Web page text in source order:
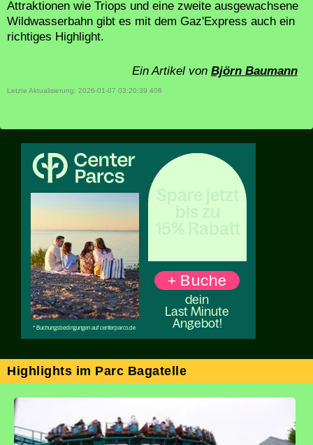
Attraktionen wie Triops und eine zweite ausgewachsene
Wildwasserbahn gibt es mit dem Gaz'Express auch ein
richtiges Highlight.
Ein Artikel von Björn Baumann
Letzte Aktualisierung: 2026-01-07 03:20:39.408
Highlights im Parc Bagatelle